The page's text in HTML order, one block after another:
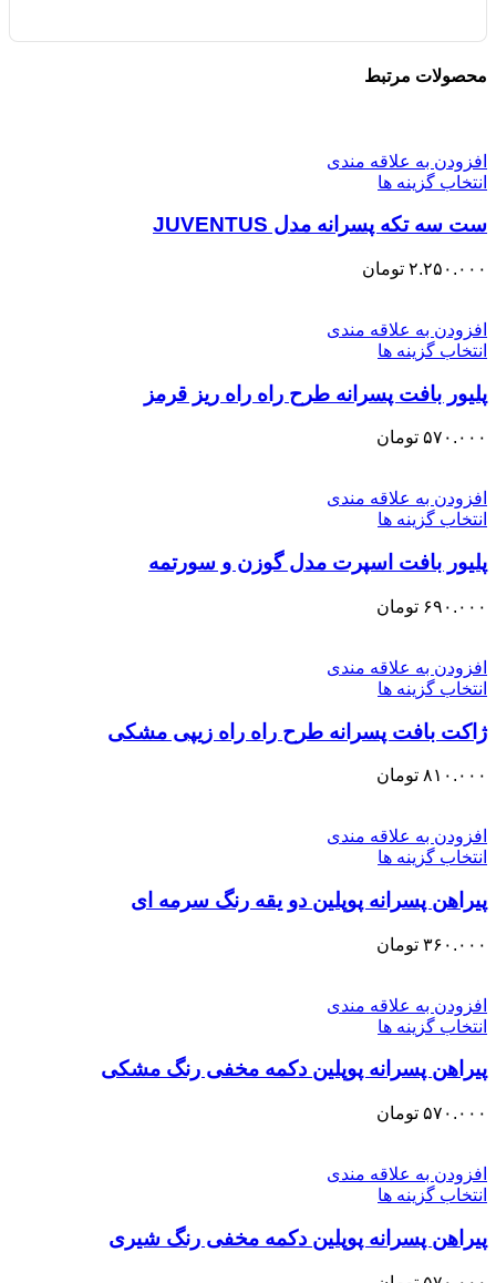
محصولات مرتبط
افزودن به علاقه مندی
انتخاب گزینه ها
ست سه تکه پسرانه مدل JUVENTUS
۲.۲۵۰.۰۰۰ تومان
افزودن به علاقه مندی
انتخاب گزینه ها
پلیور بافت پسرانه طرح راه راه ریز قرمز
۵۷۰.۰۰۰ تومان
افزودن به علاقه مندی
انتخاب گزینه ها
پلیور بافت اسپرت مدل گوزن و سورتمه
۶۹۰.۰۰۰ تومان
افزودن به علاقه مندی
انتخاب گزینه ها
ژاکت بافت پسرانه طرح راه راه زیپی مشکی
۸۱۰.۰۰۰ تومان
افزودن به علاقه مندی
انتخاب گزینه ها
پیراهن پسرانه پوپلین دو یقه رنگ سرمه ای
۳۶۰.۰۰۰ تومان
افزودن به علاقه مندی
انتخاب گزینه ها
پیراهن پسرانه پوپلین دکمه مخفی رنگ مشکی
۵۷۰.۰۰۰ تومان
افزودن به علاقه مندی
انتخاب گزینه ها
پیراهن پسرانه پوپلین دکمه مخفی رنگ شیری